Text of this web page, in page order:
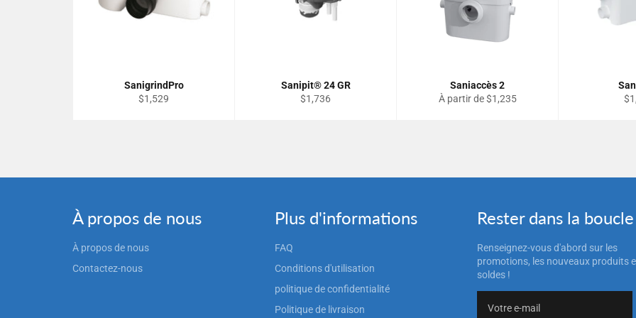
SanigrindPro
Prix
$1,529
Sanipit® 24 GR
Prix
$1,736
Saniaccès 2
À partir de $1,235
À propos de nous
À propos de nous
Contactez-nous
Plus d'informations
FAQ
Conditions d'utilisation
politique de confidentialité
Politique de livraison
Rester dans la boucle
Renseignez-vous d'abord sur les
promotions, les nouveaux produits
soldes !